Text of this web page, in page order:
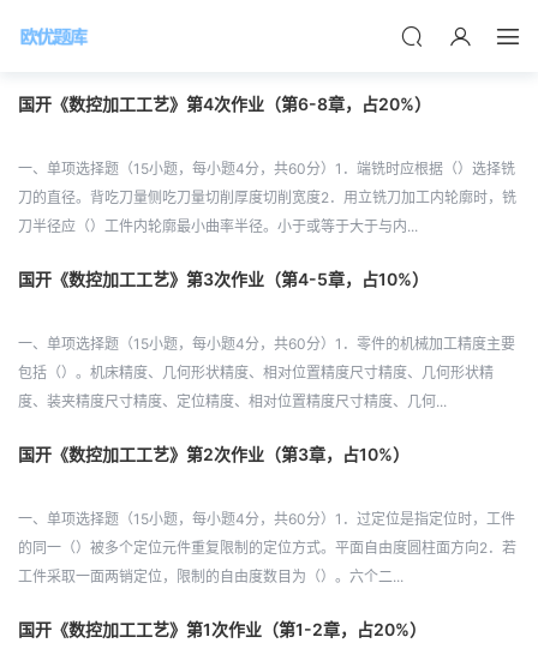
国开《数控加工工艺》第4次作业（第6-8章，占20%）
一、单项选择题（15小题，每小题4分，共60分）1．端铣时应根据（）选择铣
刀的直径。背吃刀量侧吃刀量切削厚度切削宽度2．用立铣刀加工内轮廓时，铣
刀半径应（）工件内轮廓最小曲率半径。小于或等于大于与内...
国开《数控加工工艺》第3次作业（第4-5章，占10%）
一、单项选择题（15小题，每小题4分，共60分）1．零件的机械加工精度主要
包括（）。机床精度、几何形状精度、相对位置精度尺寸精度、几何形状精
度、装夹精度尺寸精度、定位精度、相对位置精度尺寸精度、几何...
国开《数控加工工艺》第2次作业（第3章，占10%）
一、单项选择题（15小题，每小题4分，共60分）1．过定位是指定位时，工件
的同一（）被多个定位元件重复限制的定位方式。平面自由度圆柱面方向2．若
工件采取一面两销定位，限制的自由度数目为（）。六个二...
国开《数控加工工艺》第1次作业（第1-2章，占20%）